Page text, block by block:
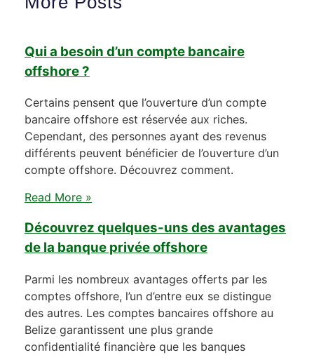
Qui a besoin d’un compte bancaire
offshore ?
Certains pensent que l’ouverture d’un compte
bancaire offshore est réservée aux riches.
Cependant, des personnes ayant des revenus
différents peuvent bénéficier de l’ouverture d’un
compte offshore. Découvrez comment.
Read More »
Découvrez quelques-uns des avantages
de la banque privée offshore
Parmi les nombreux avantages offerts par les
comptes offshore, l’un d’entre eux se distingue
des autres. Les comptes bancaires offshore au
Belize garantissent une plus grande
confidentialité financière que les banques